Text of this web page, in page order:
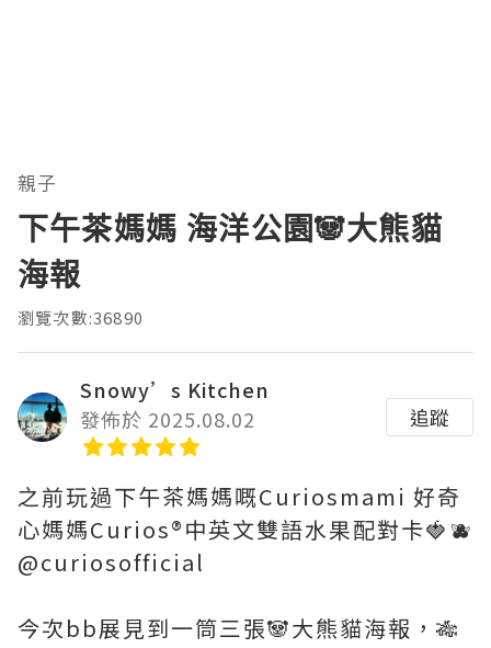
親子
下午茶媽媽 海洋公園🐼大熊貓
海報
瀏覽次數:36890
Snowy’s Kitchen
發佈於 2025.08.02
追蹤
之前玩過下午茶媽媽嘅Curiosmami 好奇
心媽媽Curios®️中英文雙語水果配對卡🍓🫐
@curiosofficial
今次bb展見到一筒三張🐼大熊貓海報，🎋